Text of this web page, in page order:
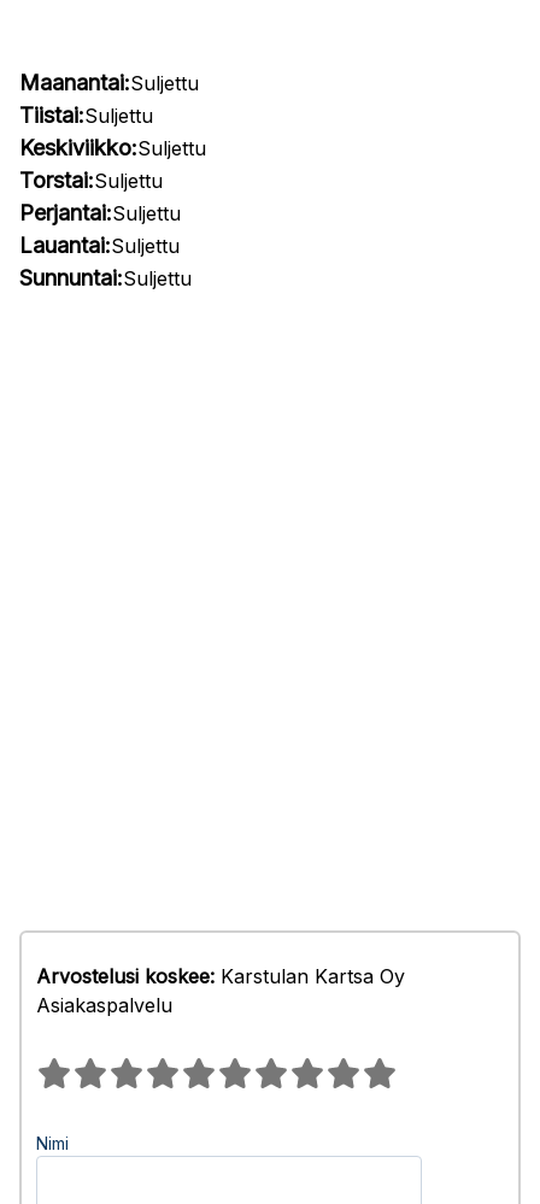
Maanantai:Suljettu
Tiistai:Suljettu
Keskiviikko:Suljettu
Torstai:Suljettu
Perjantai:Suljettu
Lauantai:Suljettu
Sunnuntai:Suljettu
Arvostelusi koskee: Karstulan Kartsa Oy
Asiakaspalvelu
Nimi